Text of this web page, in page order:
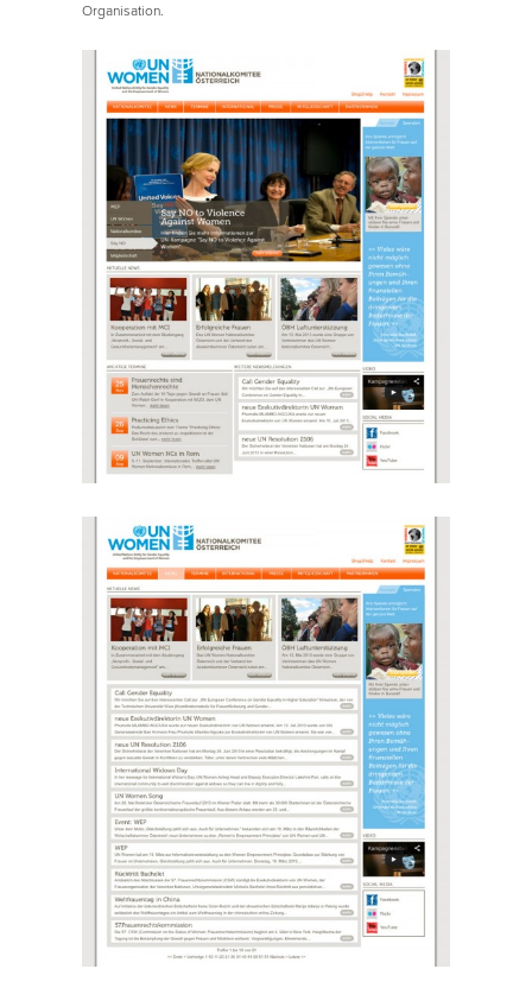
Organisation.